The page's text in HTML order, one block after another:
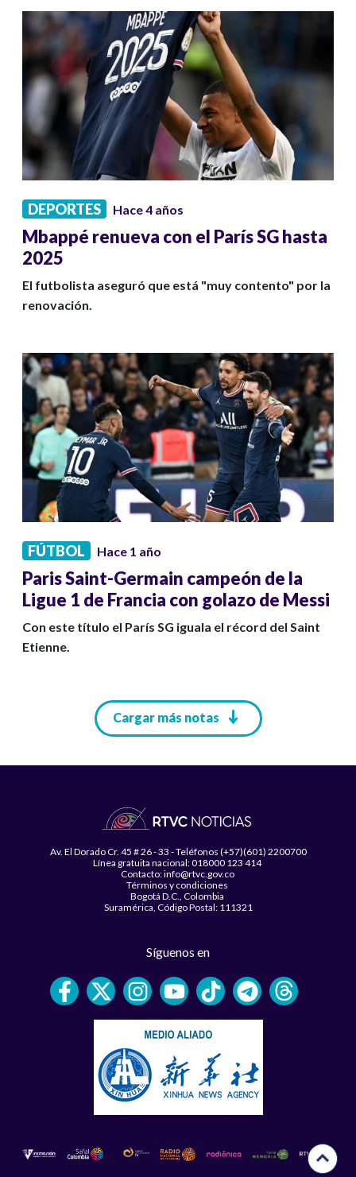
DEPORTES Hace 4 años
Mbappé renueva con el París SG hasta
2025
El futbolista aseguró que está "muy contento" por la
renovación.
FÚTBOL Hace 1 año
Paris Saint-Germain campeón de la
Ligue 1 de Francia con golazo de Messi
Con este título el París SG iguala el récord del Saint
Etienne.
Cargar más notas
Av. El Dorado Cr. 45 # 26 - 33 - Teléfonos (+57)(601) 2200700
Línea gratuita nacional: 018000 123 414
Contacto: info@rtvc.gov.co
Términos y condiciones
Bogotá D.C., Colombia
Suramérica, Código Postal: 111321
Síguenos en